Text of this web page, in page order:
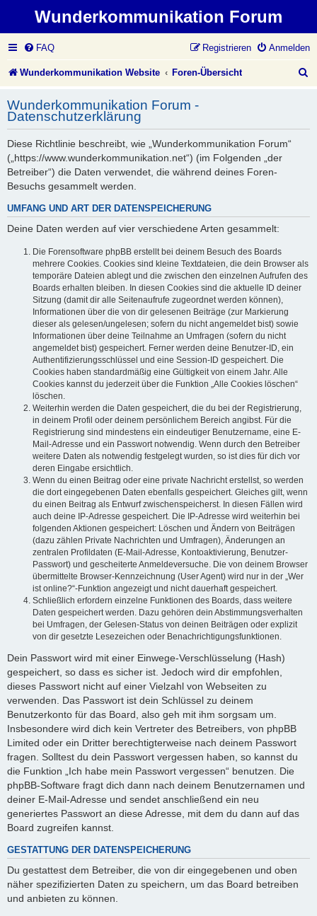
Wunderkommunikation Forum
FAQ Anmelden
Registrieren
Wunderkommunikation Website Foren-Übersicht
Wunderkommunikation Forum -
Datenschutzerklärung
Diese Richtlinie beschreibt, wie „Wunderkommunikation Forum“
(„https://www.wunderkommunikation.net“) (im Folgenden „der
Betreiber“) die Daten verwendet, die während deines Foren-
Besuchs gesammelt werden.
UMFANG UND ART DER DATENSPEICHERUNG
Deine Daten werden auf vier verschiedene Arten gesammelt:
Die Forensoftware phpBB erstellt bei deinem Besuch des Boards
mehrere Cookies. Cookies sind kleine Textdateien, die dein Browser als
temporäre Dateien ablegt und die zwischen den einzelnen Aufrufen des
Boards erhalten bleiben. In diesen Cookies sind die aktuelle ID deiner
Sitzung (damit dir alle Seitenaufrufe zugeordnet werden können),
Informationen über die von dir gelesenen Beiträge (zur Markierung
dieser als gelesen/ungelesen; sofern du nicht angemeldet bist) sowie
Informationen über deine Teilnahme an Umfragen (sofern du nicht
angemeldet bist) gespeichert. Ferner werden deine Benutzer-ID, ein
Authentifizierungsschlüssel und eine Session-ID gespeichert. Die
Cookies haben standardmäßig eine Gültigkeit von einem Jahr. Alle
Cookies kannst du jederzeit über die Funktion „Alle Cookies löschen“
löschen.
Weiterhin werden die Daten gespeichert, die du bei der Registrierung,
in deinem Profil oder deinem persönlichem Bereich angibst. Für die
Registrierung sind mindestens ein eindeutiger Benutzername, eine E-
Mail-Adresse und ein Passwort notwendig. Wenn durch den Betreiber
weitere Daten als notwendig festgelegt wurden, so ist dies für dich vor
deren Eingabe ersichtlich.
Wenn du einen Beitrag oder eine private Nachricht erstellst, so werden
die dort eingegebenen Daten ebenfalls gespeichert. Gleiches gilt, wenn
du einen Beitrag als Entwurf zwischenspeicherst. In diesen Fällen wird
auch deine IP-Adresse gespeichert. Die IP-Adresse wird weiterhin bei
folgenden Aktionen gespeichert: Löschen und Ändern von Beiträgen
(dazu zählen Private Nachrichten und Umfragen), Änderungen an
zentralen Profildaten (E-Mail-Adresse, Kontoaktivierung, Benutzer-
Passwort) und gescheiterte Anmeldeversuche. Die von deinem Browser
übermittelte Browser-Kennzeichnung (User Agent) wird nur in der „Wer
ist online?“-Funktion angezeigt und nicht dauerhaft gespeichert.
Schließlich erfordern einzelne Funktionen des Boards, dass weitere
Daten gespeichert werden. Dazu gehören dein Abstimmungsverhalten
bei Umfragen, der Gelesen-Status von deinen Beiträgen oder explizit
von dir gesetzte Lesezeichen oder Benachrichtigungsfunktionen.
Dein Passwort wird mit einer Einwege-Verschlüsselung (Hash)
gespeichert, so dass es sicher ist. Jedoch wird dir empfohlen,
dieses Passwort nicht auf einer Vielzahl von Webseiten zu
verwenden. Das Passwort ist dein Schlüssel zu deinem
Benutzerkonto für das Board, also geh mit ihm sorgsam um.
Insbesondere wird dich kein Vertreter des Betreibers, von phpBB
Limited oder ein Dritter berechtigterweise nach deinem Passwort
fragen. Solltest du dein Passwort vergessen haben, so kannst du
die Funktion „Ich habe mein Passwort vergessen“ benutzen. Die
phpBB-Software fragt dich dann nach deinem Benutzernamen und
deiner E-Mail-Adresse und sendet anschließend ein neu
generiertes Passwort an diese Adresse, mit dem du dann auf das
Board zugreifen kannst.
GESTATTUNG DER DATENSPEICHERUNG
Du gestattest dem Betreiber, die von dir eingegebenen und oben
näher spezifizierten Daten zu speichern, um das Board betreiben
und anbieten zu können.